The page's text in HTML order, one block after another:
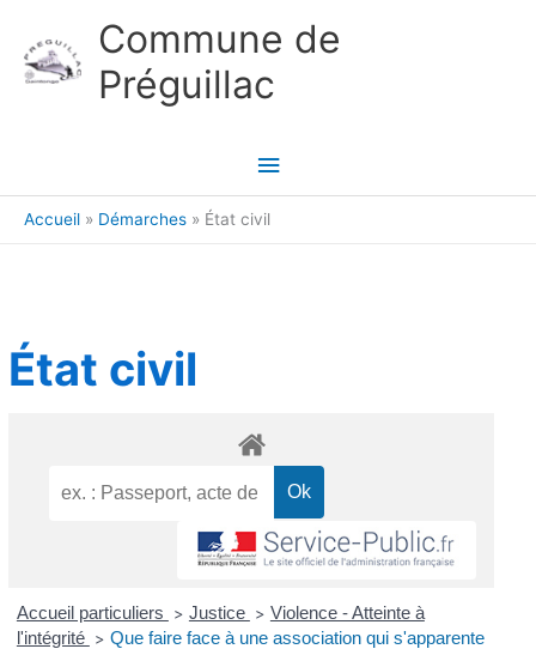
Commune de
Préguillac
Menu
principal
Accueil Démarches État civil
État civil
Accueil particuliers > Justice > Violence - Atteinte à
l'intégrité > Que faire face à une association qui s'apparente